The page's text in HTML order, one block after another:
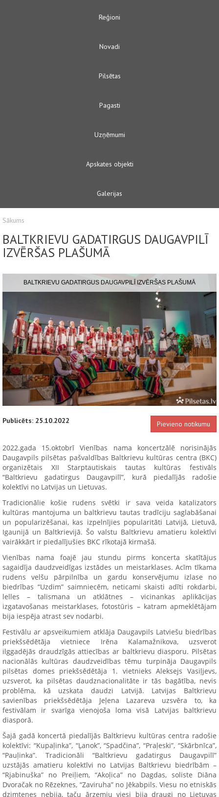
Reģioni
Novadi
Pilsētas
Pagasti
Uzņēmumi
Apskates objekti
Galerijas
Sākums
BALTKRIEVU GADATIRGUS DAUGAVPILĪ
IZVĒRŠAS PLAŠUMĀ
BALTKRIEVU GADATIRGUS DAUGAVPILĪ IZVĒRŠAS PLAŠUMĀ
Publicēts: 25.10.2022 Pievieno notikumu
2022.gada 15.oktobrī Vienības nama koncertzālē norisinājās
Daugavpils pilsētas pašvaldības Baltkrievu kultūras centra (BKC)
organizētais XII Starptautiskais tautas kultūras festivāls
“Baltkrievu gadatirgus Daugavpilī”, kurā piedalījās radošie
kolektīvi no Latvijas un Lietuvas.
Tradicionālie košie rudens svētki ir sava veida katalizators
kultūras mantojuma un baltkrievu tautas tradīciju saglabāšanai
un popularizēšanai, kas izpelnījies popularitāti Latvijā, Lietuvā,
Igaunijā un Baltkrievijā. Šo valstu Baltkrievu amatieru kolektīvi
vairākkārt ir piedalījušies BKC rīkotajā kirmašā.
Vienības nama foajē jau stundu pirms koncerta skatītājus
sagaidīja daudzveidīgas izstādes un meistarklases. Acīm tīkama
rudens velšu pārpilnība un gardu konservējumu izlase no
biedrības “Uzdim” saimniecēm, neticami skaisti adīti rokdarbi,
lelles – talismana un atklātnes – vicinankas aplikācijas
izgatavošanas meistarklases, fotostūris – katram apmeklētājam
bija iespēja atrast sev nodarbi.
Festivālu ar apsveikumiem atklāja Daugavpils Latviešu biedrības
priekšsēdētāja vietniece Irēna Kalamažnikova, uzsverot
ilggadējās draudzīgās attiecības ar baltkrievu diasporu. Pilsētas
nacionālās kultūras daudzveidības tēmu turpināja Daugavpils
pilsētas domes priekšsēdētāja 1. vietnieks Aleksejs Vasiļjevs,
uzsverot, ka pilsētas daudznacionalitāte ir tās bagātība, nevis
problēma, kā uzskata daudzi Latvijā. Latvijas Baltkrievu
savienības priekšsēdētāja Jeļena Lazareva uzsvēra to, ka
festivālam ir svarīga vienojoša loma visā Latvijas baltkrievu
diasporā.
Šajā gadā koncertā piedalījās Baltkrievu kultūras centra radošie
kolektīvi: “Kupaļinka”, “Ļanok”, “Spadčina”, “Praļeski”, “Skārbnīca”,
“Pauļinka”. Tradicionāli “Baltkrievu gadatirgus Daugavpilī”
uzstājās amatieru kolektīvi no Latvijas Baltkrievu biedrībām –
“Rjabinuška” no Preiļiem, “Akoļica” no Dagdas, soliste Diāna
Dvoračak no Rēzeknes, “Zaviruha” no Jēkabpils. Viesu no etniskās
dzimtenes nebija, taču ārzemju viesi bija draugi no Lietuvas